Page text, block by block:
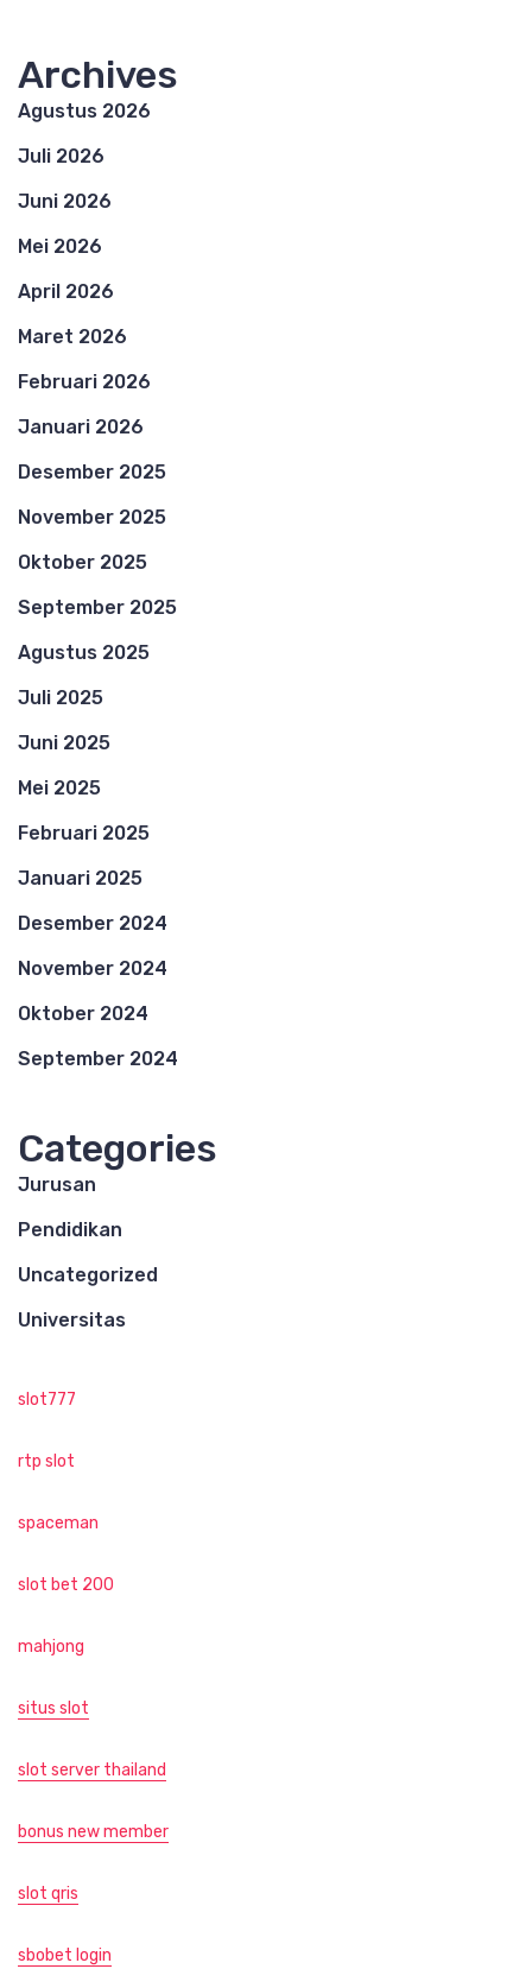
Archives
Agustus 2026
Juli 2026
Juni 2026
Mei 2026
April 2026
Maret 2026
Februari 2026
Januari 2026
Desember 2025
November 2025
Oktober 2025
September 2025
Agustus 2025
Juli 2025
Juni 2025
Mei 2025
Februari 2025
Januari 2025
Desember 2024
November 2024
Oktober 2024
September 2024
Categories
Jurusan
Pendidikan
Uncategorized
Universitas
slot777
rtp slot
spaceman
slot bet 200
mahjong
situs slot
slot server thailand
bonus new member
slot qris
sbobet login